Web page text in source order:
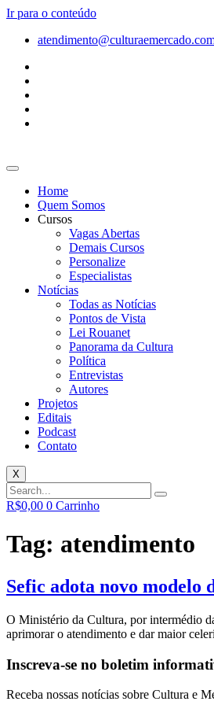
Ir para o conteúdo
Home
Quem Somos
Cursos
Vagas Abertas
Demais Cursos
Personalize
Especialistas
Notícias
Todas as Notícias
Pontos de Vista
Lei Rouanet
Panorama da Cultura
Política
Entrevistas
Autores
Projetos
Editais
Podcast
Contato
X
R$0,00 0 Carrinho
Tag: atendimento
Sefic adota novo modelo
O Ministério da Cultura, por intermédio
aprimorar o atendimento e dar maior
Inscreva-se no boletim
Receba nossas notícias sobre Cultura e